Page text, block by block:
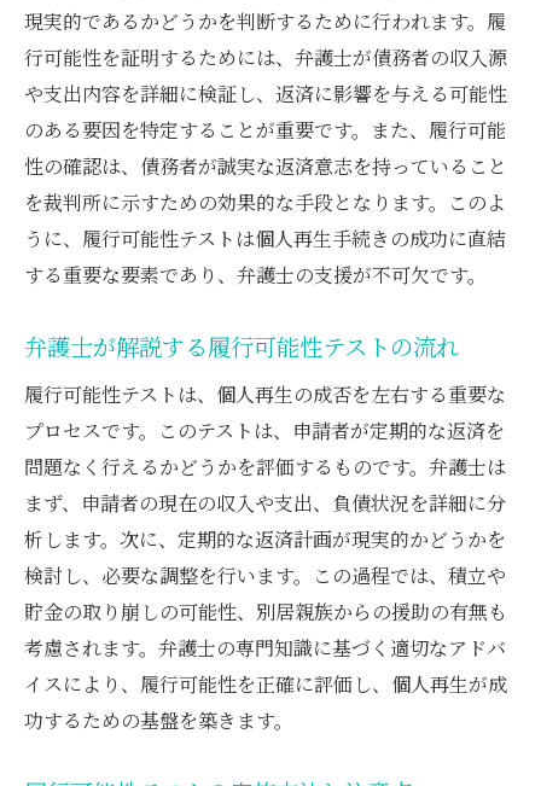
弁護士が推奨する資金計画の立て方
履行可能性テストと貯蓄の関連性
貯金を活用した安心の再生手続き
別居親族の援助が個人再生手続きに与える影響
親族の援助を受けることの利点と注意点
履行可能性テストにおける親族の役割
弁護士が提案する親族援助の活用法
親族の援助に関する弁護士の事例紹介
親族支援を受ける際の心構えと準備
履行可能性テストを活用した個人再生のメリッ
トとステップ
履行可能性テストを通じた再生手続きの優
位点
履行可能性テストのステップを理解する
弁護士が推奨する履行可能性テストの導入
手順
履行可能性テスト活用による再生計画の強
化
履行可能性テストを活用した再生事例の紹
現実的であるかどうかを判断するために行われます。履
行可能性を証明するためには、弁護士が債務者の収入源
や支出内容を詳細に検証し、返済に影響を与える可能性
のある要因を特定することが重要です。また、履行可能
性の確認は、債務者が誠実な返済意志を持っていること
を裁判所に示すための効果的な手段となります。このよ
うに、履行可能性テストは個人再生手続きの成功に直結
する重要な要素であり、弁護士の支援が不可欠です。
弁護士が解説する履行可能性テストの流れ
履行可能性テストは、個人再生の成否を左右する重要な
プロセスです。このテストは、申請者が定期的な返済を
問題なく行えるかどうかを評価するものです。弁護士は
まず、申請者の現在の収入や支出、負債状況を詳細に分
析します。次に、定期的な返済計画が現実的かどうかを
検討し、必要な調整を行います。この過程では、積立や
貯金の取り崩しの可能性、別居親族からの援助の有無も
考慮されます。弁護士の専門知識に基づく適切なアドバ
イスにより、履行可能性を正確に評価し、個人再生が成
功するための基盤を築きます。